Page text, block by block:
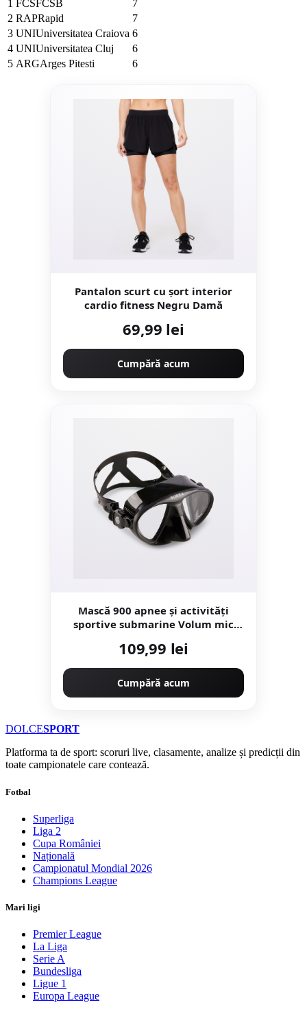
1 FCSFCSB
7
2 RAPRapid
7
3 UNIUniversitatea Craiova 6
4 UNIUniversitatea Cluj
6
5 ARGArges Pitesti 6
Pantalon scurt cu șort interior
cardio fitness Negru Damă
69,99 lei
Cumpără acum
Mască 900 apnee și activități
sportive submarine Volum mic
109,99 lei
Cumpără acum
DOLCESPORT
Platforma ta de sport: scoruri live, clasamente, analize și predicții din
toate campionatele care contează.
Fotbal
Superliga
Liga 2
Cupa României
Națională
Campionatul Mondial 2026
Champions League
Mari ligi
Premier League
La Liga
Serie A
Bundesliga
Ligue 1
Europa League